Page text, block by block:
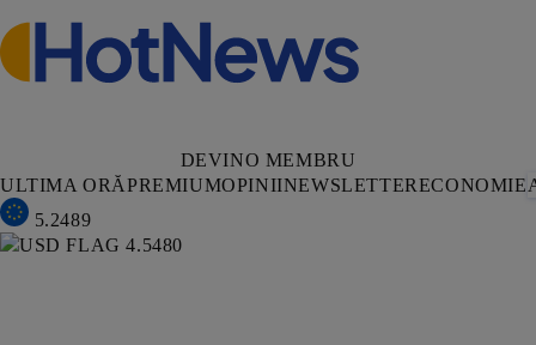
DEVINO MEMBRU
ULTIMA ORĂPREMIUMOPINIINEWSLETTERECONOMIE
5.2489
4.5480